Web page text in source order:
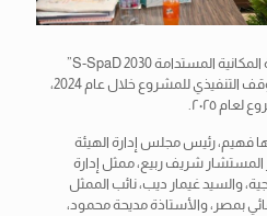
عقد مجلس إدارة مشروع “التنمية المكانية المستدامة S-SpaD 2030”
اجتماعه السنوي لاستعراض الموقف التنفيذي للمشروع خلال عام 2024،
٢٠٢٥.
فهيم، رئيس مجلس إدارة الهيئة
شريف ربيع، ممثل إدارة
والسيد غيمار ديب، نائب الممثل
بمصر، والأستاذة مديحة محمود،